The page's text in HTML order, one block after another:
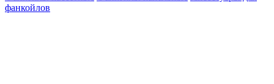
фанкойлов